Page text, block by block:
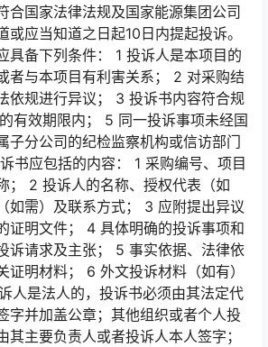
合国家法律法规及国家能源集团公司
或应当知道之日起10日内提起投诉。
具备下列条件： 1 投诉人是本项目的
者与本项目有利害关系； 2 对采购结
依规进行异议； 3 投诉书内容符合规
有效期限内； 5 同一投诉事项未经国
子分公司的纪检监察机构或信访部门
书应包括的内容： 1 采购编号、项目
； 2 投诉人的名称、授权代表（如
如需）及联系方式； 3 应附提出异议
证明文件； 4 具体明确的投诉事项和
诉请求及主张； 5 事实依据、法律依
证明材料； 6 外文投诉材料（如有）
人是法人的，投诉书必须由其法定代
字并加盖公章；其他组织或者个人投
其主要负责人或者投诉人本人签字；